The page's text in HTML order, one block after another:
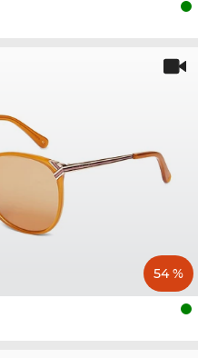
54 %